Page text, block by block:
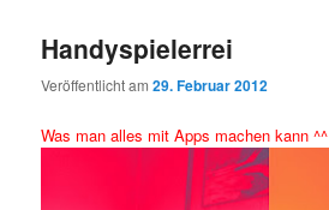
Handyspielerrei
Veröffentlicht am29. Februar 2012
Was man alles mit Apps machen kann ^^